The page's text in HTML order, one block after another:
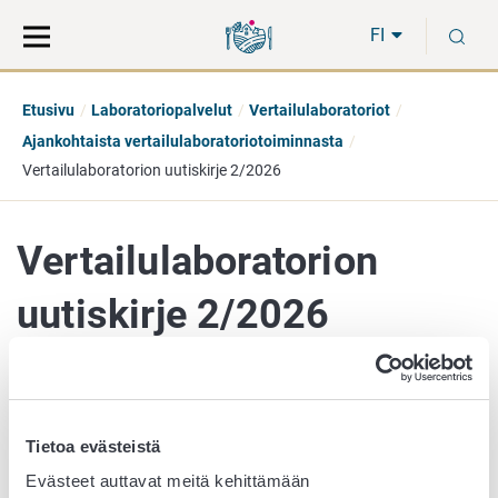
Tietoa evästeistä
Evästeet auttavat meitä kehittämään
suoraan
sisältöön
koko
sivuston
FI
Etusivu Laboratoriopalvelut
Vertailulaboratoriot
Ajankohtaista vertailulaboratoriotoiminnasta
Vertailulaboratorion uutiskirje 2/2026
Vertailulaboratorion
uutiskirje 2/2026
4. kesäkuuta 2026
Uutiskirjeessä tiedotetaan laboratoriomenetelmiin,